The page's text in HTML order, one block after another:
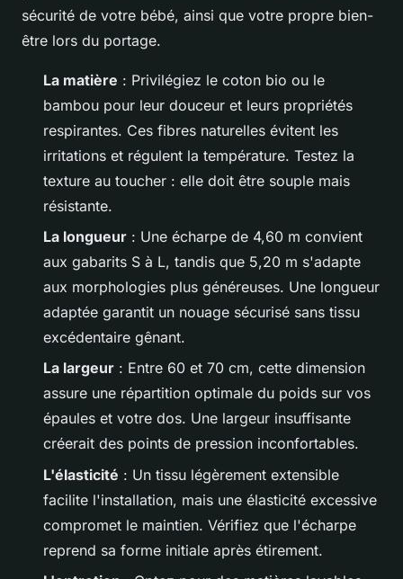
sécurité de votre bébé, ainsi que votre propre bien-
être lors du portage.
La matière : Privilégiez le coton bio ou le
bambou pour leur douceur et leurs propriétés
respirantes. Ces fibres naturelles évitent les
irritations et régulent la température. Testez la
texture au toucher : elle doit être souple mais
résistante.
La longueur : Une écharpe de 4,60 m convient
aux gabarits S à L, tandis que 5,20 m s'adapte
aux morphologies plus généreuses. Une longueur
adaptée garantit un nouage sécurisé sans tissu
excédentaire gênant.
La largeur : Entre 60 et 70 cm, cette dimension
assure une répartition optimale du poids sur vos
épaules et votre dos. Une largeur insuffisante
créerait des points de pression inconfortables.
L'élasticité : Un tissu légèrement extensible
facilite l'installation, mais une élasticité excessive
compromet le maintien. Vérifiez que l'écharpe
reprend sa forme initiale après étirement.